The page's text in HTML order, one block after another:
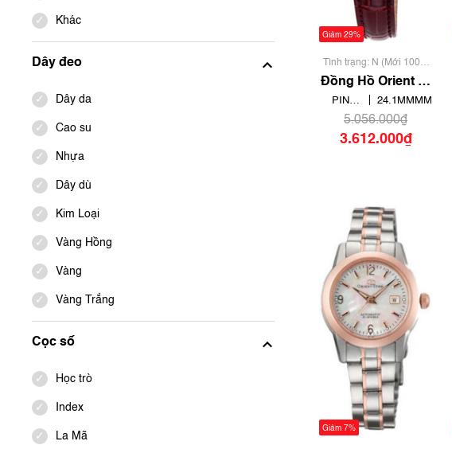
Khác
Dây đeo
Dây da
Cao su
Nhựa
Dây dù
Kim Loại
Vàng Hồng
Vàng
Vàng Trắng
Cọc số
Học trò
Index
La Mã
Giảm 29%
Tình trạng: N (Mới 100%
chưa qua sử dụng)
Đồng Hồ Orient iO
Natural & Plain
RN-WG0014S
PIN
SOLAR /
ECO
24.1MMMM
5.056.000₫
3.612.000₫
Giảm 7%